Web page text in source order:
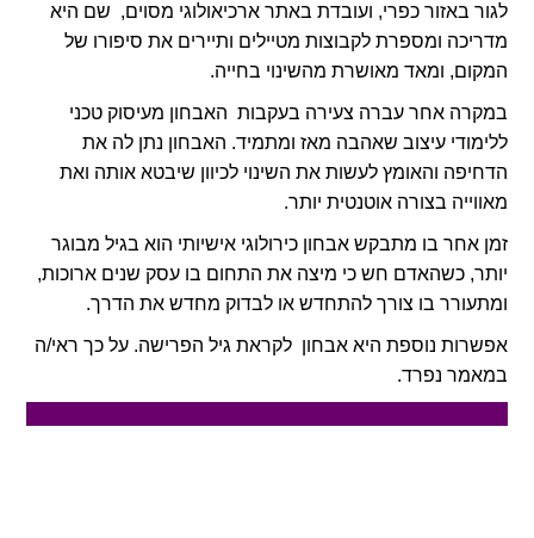
לגור באזור כפרי, ועובדת באתר ארכיאולוגי מסוים, שם היא
מדריכה ומספרת לקבוצות מטיילים ותיירים את סיפורו של
המקום, ומאד מאושרת מהשינוי בחייה.
במקרה אחר עברה צעירה בעקבות האבחון מעיסוק טכני
ללימודי עיצוב שאהבה מאז ומתמיד. האבחון נתן לה את
הדחיפה והאומץ לעשות את השינוי לכיוון שיבטא אותה ואת
מאווייה בצורה אוטנטית יותר.
זמן אחר בו מתבקש אבחון כירולוגי אישיותי הוא בגיל מבוגר
יותר, כשהאדם חש כי מיצה את התחום בו עסק שנים ארוכות,
ומתעורר בו צורך להתחדש או לבדוק מחדש את הדרך.
אפשרות נוספת היא אבחון לקראת גיל הפרישה. על כך ראי/ה
במאמר נפרד.